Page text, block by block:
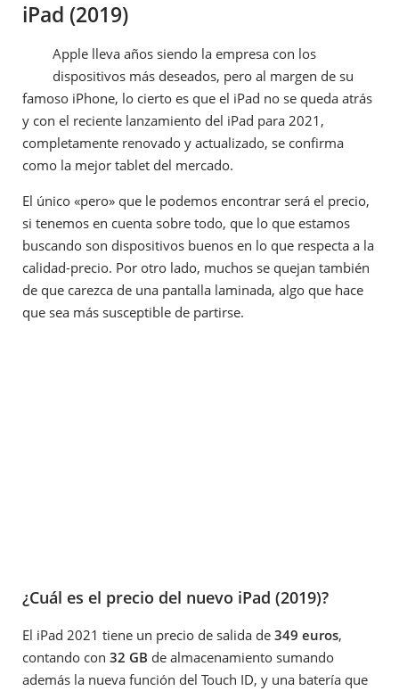
iPad (2019)
Apple lleva años siendo la empresa con los
dispositivos más deseados, pero al margen de su
famoso iPhone, lo cierto es que el iPad no se queda atrás
y con el reciente lanzamiento del iPad para 2021,
completamente renovado y actualizado, se confirma
como la mejor tablet del mercado.
El único «pero» que le podemos encontrar será el precio,
si tenemos en cuenta sobre todo, que lo que estamos
buscando son dispositivos buenos en lo que respecta a la
calidad-precio. Por otro lado, muchos se quejan también
de que carezca de una pantalla laminada, algo que hace
que sea más susceptible de partirse.
¿Cuál es el precio del nuevo iPad (2019)?
El iPad 2021 tiene un precio de salida de 349 euros,
contando con 32 GB de almacenamiento sumando
además la nueva función del Touch ID, y una batería que